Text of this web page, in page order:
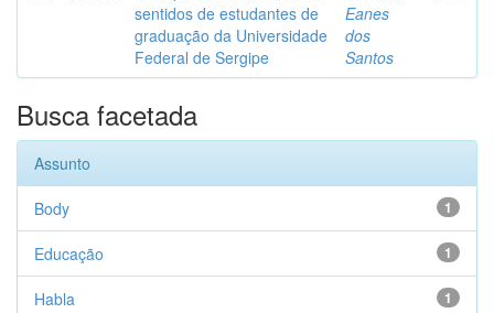
sentidos de estudantes de
graduação da Universidade
Federal de Sergipe
Eanes
dos
Santos
Busca facetada
Assunto
1
Body
1
Educação
1
Habla